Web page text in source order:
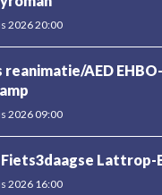
2026 20:00
reanimatie/AED
2026 09:00
Lattrop-
2026 16:00